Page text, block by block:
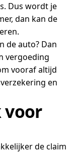
Dus wordt je
dan kan de
de auto? Dan
vergoeding
vooraf altijd
en
voor
de claim